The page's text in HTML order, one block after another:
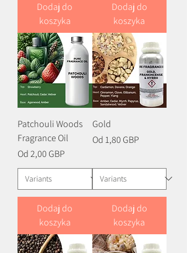
Dodaj do
koszyka
Dodaj do
koszyka
Patchouli Woods
Fragrance Oil
Od2,00 GBP
Cena rabatowa
Dodaj do
koszyka
Gold
Od1,80 GBP
Cena rabatowa
Dodaj do
koszyka